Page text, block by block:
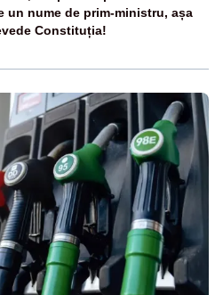
un nume de prim-ministru, așa
Constituția!